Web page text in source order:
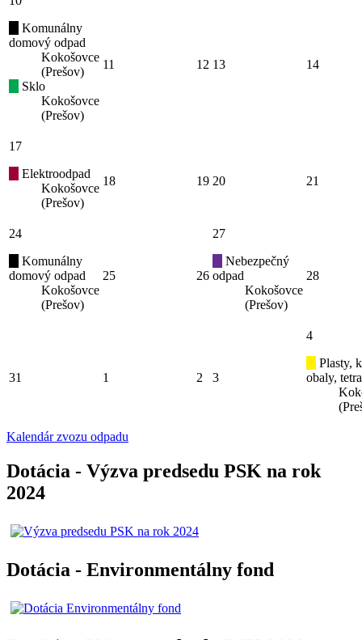
Komunálny
domový odpad
Kokošovce
(Prešov)
Sklo
Kokošovce
(Prešov)
11 12 13 14
17
Elektroodpad
Kokošovce
(Prešov)
18 19 20 21
24
Komunálny
domový odpad
Kokošovce
(Prešov)
25 26
27
Nebezpečný
odpad
Kokošovce
(Prešov)
28
31 1 2 3
4
Plasty,
obaly,
Kalendár zvozu odpadu
Dotácia - Výzva predsedu PSK na rok
2024
Dotácia - Environmentálny fond